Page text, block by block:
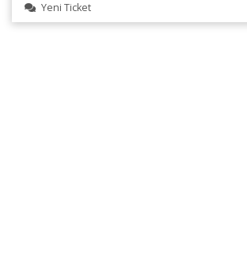
Yeni Ticket